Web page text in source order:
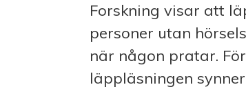
Forskning visar att
personer utan
när någon pratar.
läppläsningen